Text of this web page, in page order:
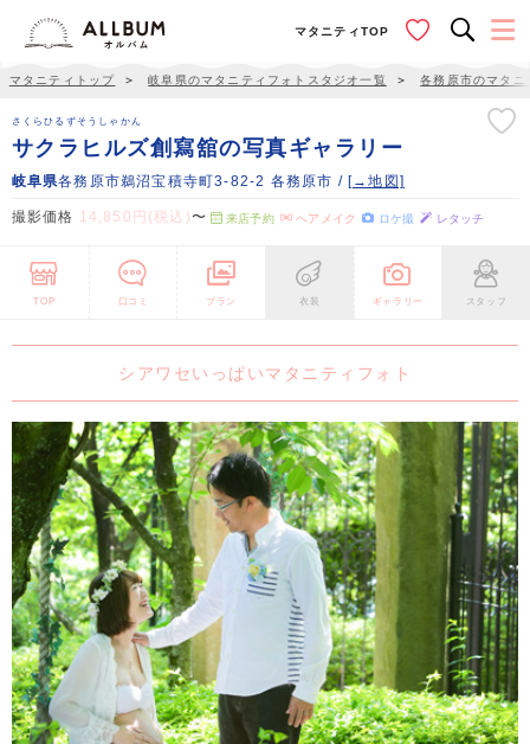
マタニティTOP
マタニティトップ ＞ 岐阜県のマタニティフォトスタジオ一覧 ＞ 各務原市のマタ
さくらひるずそうしゃかん
サクラヒルズ創寫舘の写真ギャラリー
岐阜県各務原市鵜沼宝積寺町3-82-2 各務原市 / [→地図]
撮影価格 14,850円(税込)〜 来店予約 ヘアメイク ロケ撮 レタッチ
TOP 口コミ プラン 衣装 ギャラリー スタッフ
シアワセいっぱいマタニティフォト